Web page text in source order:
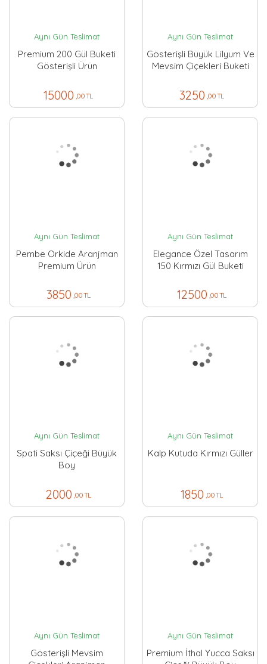
Aynı Gün Teslimat
Premium 200 Gül Buketi
Gösterişli Ürün
15000 ,00 TL
Aynı Gün Teslimat
Gösterişli Büyük Lilyum Ve
Mevsim Çiçekleri Buketi
3250 ,00 TL
Aynı Gün Teslimat
Pembe Orkide Aranjman
Premium Ürün
3850 ,00 TL
Aynı Gün Teslimat
Elegance Özel Tasarım
150 Kırmızı Gül Buketi
12500 ,00 TL
Aynı Gün Teslimat
Spati Saksı Çiçeği Büyük
Boy
2000 ,00 TL
Aynı Gün Teslimat
Kalp Kutuda Kırmızı Güller
1850 ,00 TL
Aynı Gün Teslimat
Gösterişli Mevsim
Aynı Gün Teslimat
Premium İthal Yucca Saksı